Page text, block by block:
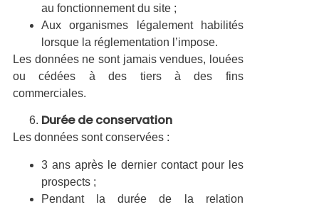
au fonctionnement du site ;
Aux organismes légalement habilités
lorsque la réglementation l’impose.
Les données ne sont jamais vendues, louées
ou cédées à des tiers à des fins
commerciales.
Durée de conservation
Les données sont conservées :
3 ans après le dernier contact pour les
prospects ;
Pendant la durée de la relation